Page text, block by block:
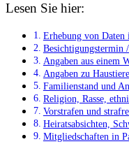
Lesen Sie hier:
Erhebung von
Besichtigungstermin
Angaben aus einem
Angaben zu
Familienstand und
Religion, Rasse,
Vorstrafen und
Heiratsabsichten,
Mitgliedschaften in